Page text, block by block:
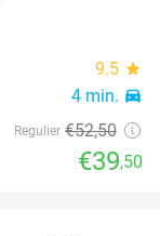
9.5 star
4 min. directions_car
Regulier €52,50
€39,50